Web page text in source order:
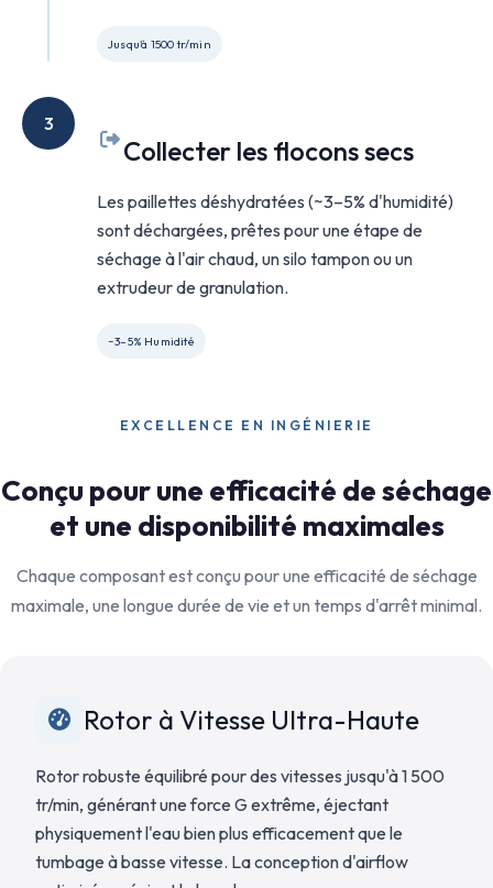
Jusqu'à 1500 tr/min
3
Collecter les flocons secs
Les paillettes déshydratées (~3–5% d'humidité)
sont déchargées, prêtes pour une étape de
séchage à l'air chaud, un silo tampon ou un
extrudeur de granulation.
~3–5% Humidité
EXCELLENCE EN INGÉNIERIE
Conçu pour une efficacité de séchage
et une disponibilité maximales
Chaque composant est conçu pour une efficacité de séchage
maximale, une longue durée de vie et un temps d'arrêt minimal.
Rotor à Vitesse Ultra-Haute
Rotor robuste équilibré pour des vitesses jusqu'à 1 500
tr/min, générant une force G extrême, éjectant
physiquement l'eau bien plus efficacement que le
tumbage à basse vitesse. La conception d'airflow